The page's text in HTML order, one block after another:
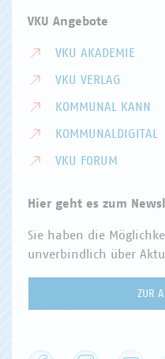
VKU Angebote
VKU AKADEMIE
VKU VERLAG
KOMMUNAL KANN
KOMMUNALDIGITAL
VKU FORUM
Hier geht es zum
Sie haben die
unverbindlich über
ZUR
Facebook Instagram